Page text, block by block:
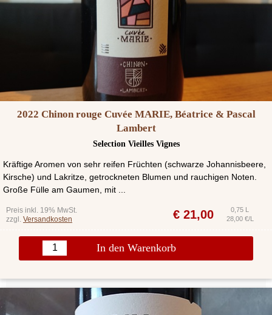
2022 Chinon rouge Cuvée MARIE, Béatrice & Pascal
Lambert
Selection Vieilles Vignes
Kräftige Aromen von sehr reifen Früchten (schwarze Johannisbeere,
Kirsche) und Lakritze, getrockneten Blumen und rauchigen Noten.
Große Fülle am Gaumen, mit ...
Preis inkl. 19% MwSt.
zzgl. Versandkosten € 21,00
0,75 L
28,00 €/L
In den Warenkorb